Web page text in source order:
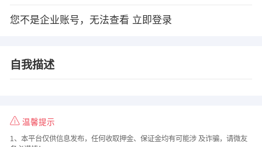
您不是企业账号，无法查看 立即登录
自我描述
温馨提示
1、本平台仅供信息发布，任何收取押金、保证金均有可能涉 及诈骗，请微友